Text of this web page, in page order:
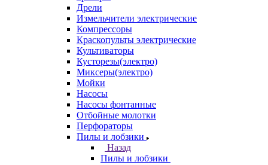
Дрели
Измельчители электрические
Компрессоры
Краскопульты электрические
Культиваторы
Кусторезы(электро)
Миксеры(электро)
Мойки
Насосы
Насосы фонтанные
Отбойные молотки
Перфораторы
Пилы и лобзики
Назад
Пилы и лобзики